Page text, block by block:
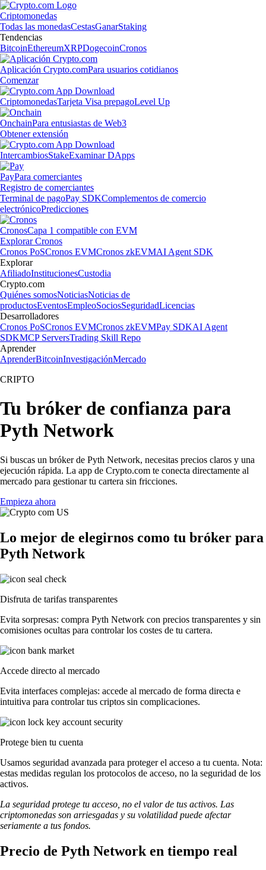
Criptomonedas
Todas las monedasCestasGanarStaking
Tendencias
BitcoinEthereumXRPDogecoinCronos
Aplicación Crypto.comPara usuarios cotidianos
Comenzar
CriptomonedasTarjeta Visa prepagoLevel Up
OnchainPara entusiastas de Web3
Obtener extensión
IntercambiosStakeExaminar DApps
PayPara comerciantes
Registro de comerciantes
Terminal de pagoPay SDKComplementos de comercio
electrónicoPredicciones
CronosCapa 1 compatible con EVM
Explorar Cronos
Cronos PoSCronos EVMCronos zkEVMAI Agent SDK
Explorar
AfiliadoInstitucionesCustodia
Crypto.com
Quiénes somosNoticiasNoticias de
productosEventosEmpleoSociosSeguridadLicencias
Desarrolladores
Cronos PoSCronos EVMCronos zkEVMPay SDKAI Agent
SDKMCP ServersTrading Skill Repo
Aprender
AprenderBitcoinInvestigaciónMercado
CRIPTO
Tu bróker de confianza para
Pyth Network
Si buscas un bróker de Pyth Network, necesitas precios claros y una
ejecución rápida. La app de Crypto.com te conecta directamente al
mercado para gestionar tu cartera sin fricciones.
Empieza ahora
Lo mejor de elegirnos como tu bróker para
Pyth Network
Disfruta de tarifas transparentes
Evita sorpresas: compra Pyth Network con precios transparentes y sin
comisiones ocultas para controlar los costes de tu cartera.
Accede directo al mercado
Evita interfaces complejas: accede al mercado de forma directa e
intuitiva para controlar tus criptos sin complicaciones.
Protege bien tu cuenta
Usamos seguridad avanzada para proteger el acceso a tu cuenta. Nota:
estas medidas regulan los protocolos de acceso, no la seguridad de los
activos.
La seguridad protege tu acceso, no el valor de tus activos. Las
criptomonedas son arriesgadas y su volatilidad puede afectar
seriamente a tus fondos.
Precio de Pyth Network en tiempo real